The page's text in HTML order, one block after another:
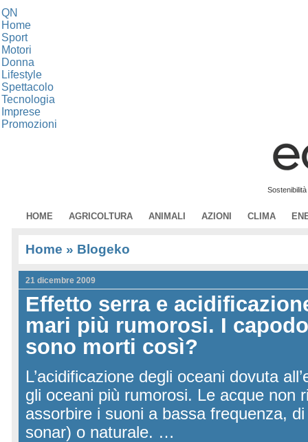
QN
Home
Sport
Motori
Donna
Lifestyle
Spettacolo
Tecnologia
Imprese
Promozioni
HOME AGRICOLTURA ANIMALI AZIONI CLIMA
Home » Blogeko
21 dicembre 2009
Effetto serra e
mari più rumorosi. I
sono morti così?
L’acidificazione degli oceani dovuta
gli oceani più rumorosi. Le acque non
assorbire i suoni a bassa frequenza,
sonar) o naturale. …